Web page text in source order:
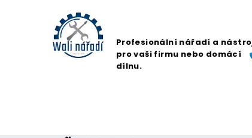
Profesionální nářadí a
pro vaši firmu nebo domácí
dílnu.